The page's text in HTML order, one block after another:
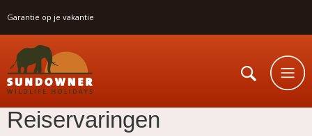
Garantie op je vakantie
Reiservaringen